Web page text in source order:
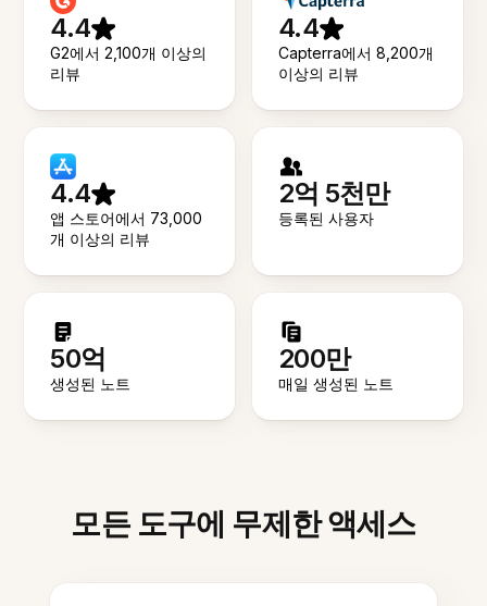
4.4
G2에서 2,100개 이상의
리뷰
4.4
Capterra에서 8,200개
이상의 리뷰
4.4
앱 스토어에서 73,000
개 이상의 리뷰
2억 5천만
등록된 사용자
50억
생성된 노트
200만
매일 생성된 노트
모든 도구에 무제한 액세스